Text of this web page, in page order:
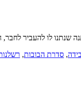
שנתנו לו להעביר לחבר,
, סדרת הבובות,